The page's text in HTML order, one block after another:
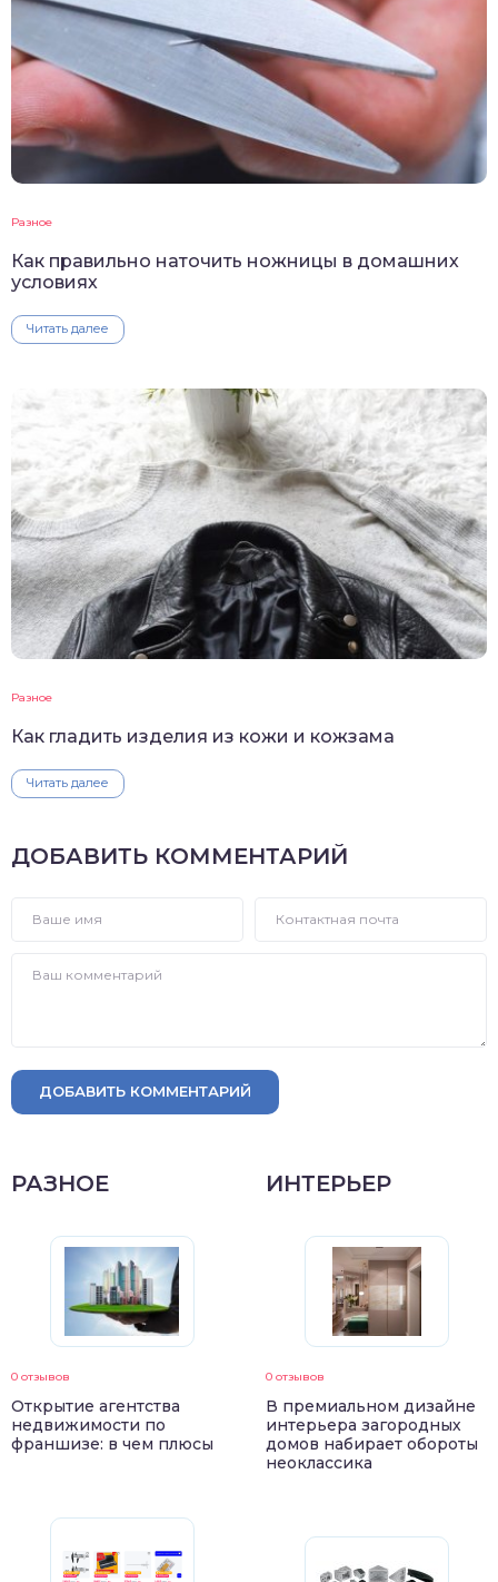
Разное
Как правильно наточить ножницы в домашних
условиях
Читать далее
Разное
Как гладить изделия из кожи и кожзама
Читать далее
ДОБАВИТЬ КОММЕНТАРИЙ
ДОБАВИТЬ КОММЕНТАРИЙ
РАЗНОЕ
0 отзывов
Открытие агентства
недвижимости по
франшизе: в чем плюсы
ИНТЕРЬЕР
0 отзывов
В премиальном дизайне
интерьера загородных
домов набирает обороты
неоклассика